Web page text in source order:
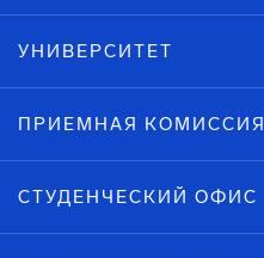
УНИВЕРСИТЕТ
ПРИЕМНАЯ КОМИССИЯ
СТУДЕНЧЕСКИЙ ОФИС